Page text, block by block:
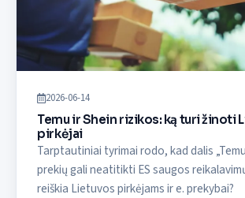
2026-06-14
Temu ir Shein rizikos: ką turi žinoti
pirkėjai
Tarptautiniai tyrimai rodo, kad dalis
prekių gali neatitikti ES saugos
reiškia Lietuvos pirkėjams ir e. prekybai?